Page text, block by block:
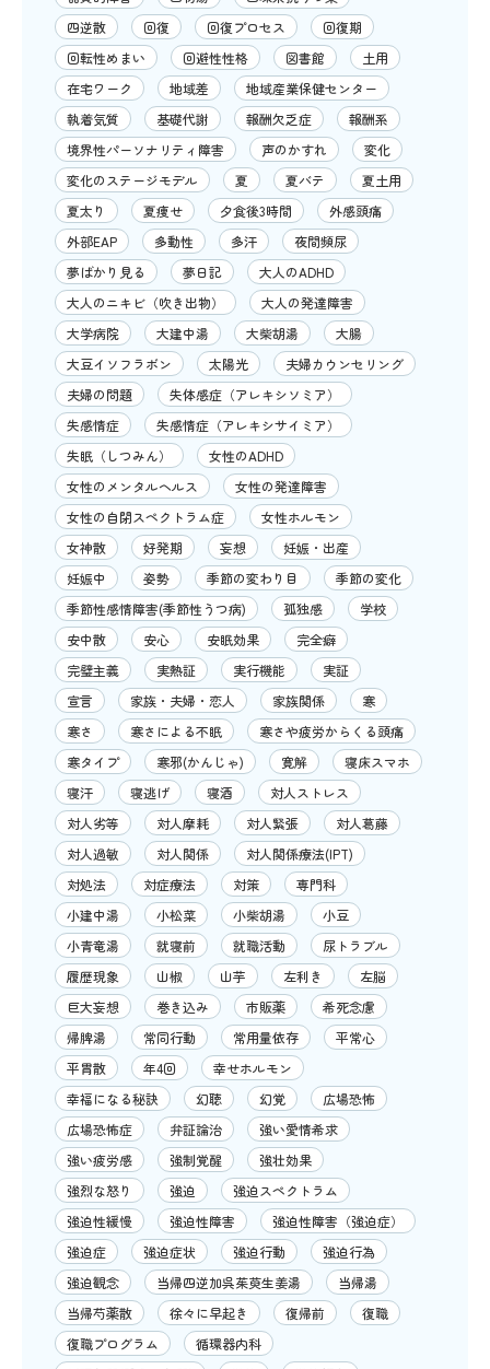
四逆散
回復 回復プロセス
回復期
回転性めまい
回避性性格 図書館
土用
在宅ワーク
地域差
地域産業保健センター
執着気質
基礎代謝 報酬欠乏症
報酬系
境界性パーソナリティ障害
声のかすれ
変化
変化のステージモデル
夏 夏バテ
夏土用
夏太り
夏痩せ 夕食後3時間
外感頭痛
外部EAP
多動性 多汗
夜間頻尿
夢ばかり見る
夢日記
大人のADHD
大人のニキビ（吹き出物）
大人の発達障害
大学病院
大建中湯 大柴胡湯
大腸
大豆イソフラボン
太陽光
夫婦カウンセリング
夫婦の問題
失体感症（アレキシソミア）
失感情症
失感情症（アレキシサイミア）
失眠（しつみん）
女性のADHD
女性のメンタルヘルス
女性の発達障害
女性の自閉スペクトラム症
女性ホルモン
女神散
好発期 妄想
妊娠・出産
妊娠中
姿勢 季節の変わり目
季節の変化
季節性感情障害(季節性うつ病)
孤独感
学校
安中散
安心 安眠効果
完全癖
完璧主義
実熱証 実行機能
実証
宣言
家族・夫婦・恋人 家族関係
寒
寒さ
寒さによる不眠
寒さや疲労からくる頭痛
寒タイプ
寒邪(かんじゃ) 寛解
寝床スマホ
寝汗
寝逃げ 寝酒
対人ストレス
対人劣等
対人摩耗 対人緊張
対人葛藤
対人過敏
対人関係
対人関係療法(IPT)
対処法
対症療法 対策
専門科
小建中湯
小松菜 小柴胡湯
小豆
小青竜湯
就寝前 就職活動
尿トラブル
履歴現象
山椒 山芋 左利き
左脳
巨大妄想
巻き込み 市販薬
希死念慮
帰脾湯
常同行動 常用量依存
平常心
平胃散
年4回
幸せホルモン
幸福になる秘訣
幻聴 幻覚
広場恐怖
広場恐怖症
弁証論治
強い愛情希求
強い疲労感
強制覚醒
強壮効果
強烈な怒り
強迫
強迫スペクトラム
強迫性緩慢
強迫性障害
強迫性障害（強迫症）
強迫症
強迫症状 強迫行動
強迫行為
強迫観念
当帰四逆加呉茱萸生姜湯
当帰湯
当帰芍薬散
徐々に早起き 復帰前
復職
復職プログラム
循環器内科